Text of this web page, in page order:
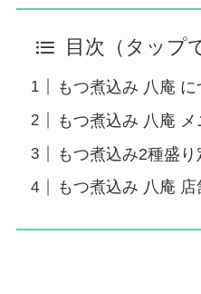
目次（タップ
もつ煮込み 八庵 に
もつ煮込み 八庵 メ
もつ煮込み2種盛り
もつ煮込み 八庵 店